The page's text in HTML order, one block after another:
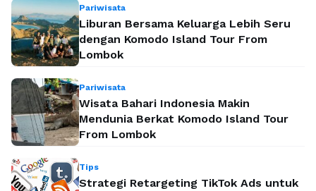
Pariwisata
Liburan Bersama Keluarga Lebih Seru
dengan Komodo Island Tour From
Lombok
Pariwisata
Wisata Bahari Indonesia Makin
Mendunia Berkat Komodo Island Tour
From Lombok
Tips
Strategi Retargeting TikTok Ads untuk